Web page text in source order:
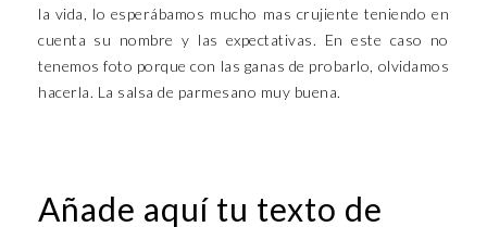
la vida, lo esperábamos mucho mas crujiente teniendo en
cuenta su nombre y las expectativas. En este caso no
tenemos foto porque con las ganas de probarlo, olvidamos
hacerla. La salsa de parmesano muy buena.
Añade aquí tu texto de